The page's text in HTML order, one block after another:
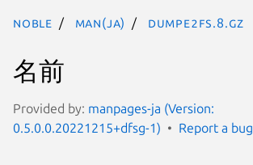
noble man(ja) dumpe2fs.8.gz
名前
Provided by: manpages-ja (Version:
0.5.0.0.20221215+dfsg-1)
Report a bug